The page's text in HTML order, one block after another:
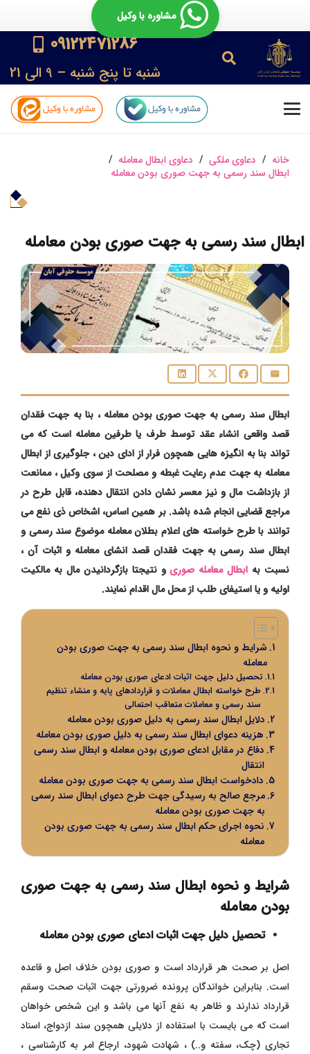
مشاوره با وکیل
09122471286
شنبه تا پنج شنبه – 9 الی 21
خانه / دعاوی ملکی / دعاوی ابطال معامله /
ابطال سند رسمی به جهت صوری بودن معامله
ابطال سند رسمی به جهت صوری بودن معامله
ابطال سند رسمی به جهت صوری بودن معامله ، بنا به جهت فقدان
قصد واقعی انشاء عقد توسط طرف یا طرفین معامله است که می
تواند بنا به انگیزه هایی همچون فرار از ادای دین ، جلوگیری از ابطال
معامله به جهت عدم رعایت غبطه و مصلحت از سوی وکیل ، ممانعت
از بازداشت مال و نیز معسر نشان دادن انتقال دهنده، قابل طرح در
مراجع قضایی انجام شده باشد. بر همین اساس، اشخاص ذی نفع می
توانند با طرح خواسته های اعلام بطلان معامله موضوع سند رسمی و
ابطال سند رسمی به جهت فقدان قصد انشای معامله و اثبات آن ،
نسبت به ابطال معامله صوریو نتیجتا بازگردانیدن مال به مالکیت
اولیه و یا استیفای طلب از محل مال اقدام نمایند.
شرایط و نحوه ابطال سند رسمی به جهت صوری بودن
معامله
تحصیل دلیل جهت اثبات ادعای صوری بودن معامله
طرح خواسته ابطال معاملات و قراردادهای پایه و منشاء تنظیم
سند رسمی و معاملات متعاقب احتمالی
دلایل ابطال سند رسمی به دلیل صوری بودن معامله
هزینه دعوای ابطال سند رسمی به دلیل صوری بودن معامله
دفاع در مقابل ادعای صوری بودن معامله و ابطال سند رسمی
انتقال
دادخواست ابطال سند رسمی به جهت صوری بودن معامله
مرجع صالح به رسیدگی جهت طرح دعوای ابطال سند رسمی
به جهت صوری بودن معامله
نحوه اجرای حکم ابطال سند رسمی به جهت صوری بودن
معامله
شرایط و نحوه ابطال سند رسمی به جهت صوری
بودن معامله
تحصیل دلیل جهت اثبات ادعای صوری بودن معامله
اصل بر صحت هر قرارداد است و صوری بودن خلاف اصل و قاعده
است. بنابراین خواندگان پرونده ضرورتی جهت اثبات صحت وسقم
قرارداد ندارند و ظاهر به نفع آنها می باشد و این شخص خواهان
است که می بایست با استفاده از دلایلی همچون سند ازدواج، اسناد
تجاری (چک، سفته و..) ، شهادت شهود، ارجاع امر به کارشناسی ،